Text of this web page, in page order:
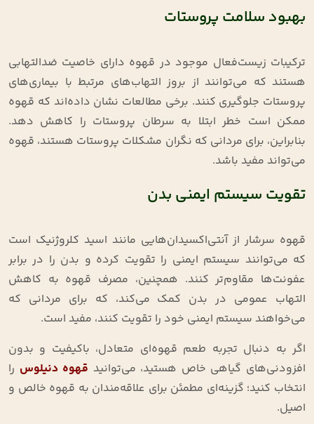
بهبود سلامت پروستات
ترکیبات زیست‌فعال موجود در قهوه دارای خاصیت ضدالتهابی
هستند که می‌توانند از بروز التهاب‌های مرتبط با بیماری‌های
پروستات جلوگیری کنند. برخی مطالعات نشان داده‌اند که قهوه
ممکن است خطر ابتلا به سرطان پروستات را کاهش دهد.
بنابراین، برای مردانی که نگران مشکلات پروستات هستند، قهوه
می‌تواند مفید باشد.
تقویت سیستم ایمنی بدن
قهوه سرشار از آنتی‌اکسیدان‌هایی مانند اسید کلروژنیک است
که می‌توانند سیستم ایمنی را تقویت کرده و بدن را در برابر
عفونت‌ها مقاوم‌تر کنند. همچنین، مصرف قهوه به کاهش
التهاب عمومی در بدن کمک می‌کند، که برای مردانی که
می‌خواهند سیستم ایمنی خود را تقویت کنند، مفید است.
اگر به دنبال تجربه طعم قهوه‌ای متعادل، باکیفیت و بدون
افزودنی‌های گیاهی خاص هستید، می‌توانید قهوه دنیلوس را
انتخاب کنید؛ گزینه‌ای مطمئن برای علاقه‌مندان به قهوه‌ خالص و
اصیل.